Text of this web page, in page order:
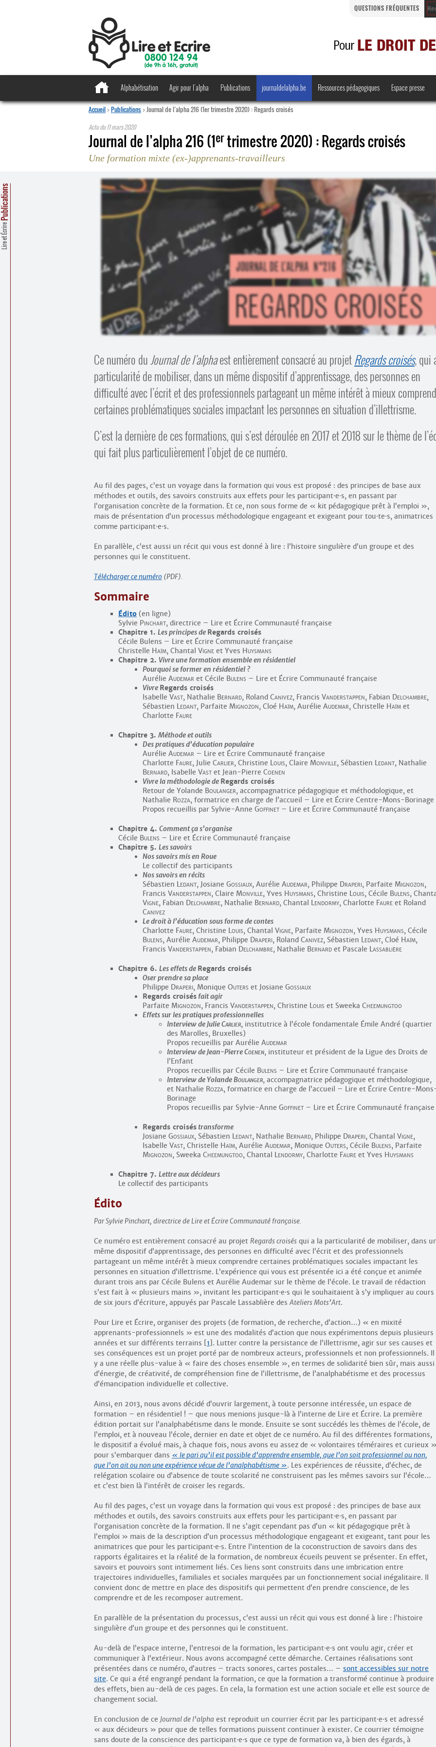
QUESTIONS FRÉQUENTES
Alphabétisation Agir pour l’alpha
Regards croisés
Publications journaldelalpha.be Ressources pédagogiques
Bienvenue en Belgique
Espace presse
Accueil>Publications>Journal de l’alpha 216 (1er trimestre 2020) : Regards croisés
Actu du11 mars 2020
Journal de l’alpha 216 (1ertrimestre 2020) : Regards croisés
Une formation mixte (ex-)apprenants-travailleurs
Lire et Écrire
Ce numéro duJournal de l’alphaest entièrement consacré au projetRegards croisés, qui
particularité de mobiliser, dans un même dispositif d’apprentissage, des personnes en
difficulté avec l’écrit et des professionnels partageant un même intérêt à mieux
certaines problématiques sociales impactant les personnes en situation d’illettrisme.
C’est la dernière de ces formations, qui s’est déroulée en 2017 et 2018 sur le thème de
qui fait plus particulièrement l’objet de ce numéro.
Au fil des pages, c’est un voyage dans la formation qui vous est proposé : des principes de base aux
méthodes et outils, des savoirs construits aux effets pour les participant·e·s, en passant par
l’organisation concrète de la formation. Et ce, non sous forme de « kit pédagogique prêt à l’emploi »,
mais de présentation d’un processus méthodologique engageant et exigeant pour tou·te·s, animatrices
comme participant·e·s.
En parallèle, c’est aussi un récit qui vous est donné à lire : l’histoire singulière d’un groupe et des
personnes qui le constituent.
Télécharger ce numéro (PDF).
Sommaire
Édito (en ligne)
Sylvie Pinchart, directrice – Lire et Écrire Communauté française
Chapitre 1. Les principes de Regards croisés
Cécile Bulens – Lire et Écrire Communauté française
Christelle Haïm, Chantal Vigne et Yves Huysmans
Chapitre 2. Vivre une formation ensemble en résidentiel
Pourquoi se former en résidentiel ?
Aurélie Audemar et Cécile Bulens – Lire et Écrire Communauté française
Vivre Regards croisés
Isabelle Vast, Nathalie Bernard, Roland Canivez, Francis Vanderstappen, Fabian Delchambre,
Sébastien Ledant, Parfaite Mignozon, Cloé Haïm, Aurélie Audemar, Christelle Haïm et
Charlotte Faure
Chapitre 3. Méthode et outils
Des pratiques d’éducation populaire
Aurélie Audemar – Lire et Écrire Communauté française
Charlotte Faure, Julie Carlier, Christine Louis, Claire Monville, Sébastien Ledant, Nathalie
Bernard, Isabelle Vast et Jean-Pierre Coenen
Vivre la méthodologie de Regards croisés
Retour de Yolande Boulanger, accompagnatrice pédagogique et méthodologique, et
Nathalie Rozza, formatrice en charge de l’accueil – Lire et Écrire Centre-Mons-Borinage
Propos recueillis par Sylvie-Anne Goffinet – Lire et Écrire Communauté française
Chapitre 4. Comment ça s’organise
Cécile Bulens – Lire et Écrire Communauté française
Chapitre 5. Les savoirs
Nos savoirs mis en Roue
Le collectif des participants
Nos savoirs en récits
Sébastien Ledant, Josiane Gossiaux, Aurélie Audemar, Philippe Draperi, Parfaite Mignozon,
Francis Vanderstappen, Claire Monville, Yves Huysmans, Christine Louis, Cécile Bulens,
Vigne, Fabian Delchambre, Nathalie Bernard, Chantal Lendormy, Charlotte Faure et Roland
Canivez
Le droit à l’éducation sous forme de contes
Charlotte Faure, Christine Louis, Chantal Vigne, Parfaite Mignozon, Yves Huysmans, Cécile
Bulens, Aurélie Audemar, Philippe Draperi, Roland Canivez, Sébastien Ledant, Cloé Haïm,
Francis Vanderstappen, Fabian Delchambre, Nathalie Bernard et Pascale Lassablière
Chapitre 6. Les effets de Regards croisés
Oser prendre sa place
Philippe Draperi, Monique Outers et Josiane Gossiaux
Regards croisés fait agir
Parfaite Mignozon, Francis Vanderstappen, Christine Louis et Sweeka Cheemungtoo
Effets sur les pratiques professionnelles
Interview de JulieCarlier, institutrice à l’école fondamentale Émile André (quartier
des Marolles, Bruxelles)
Propos recueillis par Aurélie Audemar
Interview de Jean-PierreCoenen, instituteur et président de la Ligue des Droits de
l’Enfant
Propos recueillis par Cécile Bulens – Lire et Écrire Communauté française
Interview de YolandeBoulanger, accompagnatrice pédagogique et méthodologique,
et Nathalie Rozza, formatrice en charge de l’accueil – Lire et Écrire Centre-
Borinage
Propos recueillis par Sylvie-Anne Goffinet – Lire et Écrire Communauté française
Regards croisés transforme
Josiane Gossiaux, Sébastien Ledant, Nathalie Bernard, Philippe Draperi, Chantal Vigne,
Isabelle Vast, Christelle Haïm, Aurélie Audemar, Monique Outers, Cécile Bulens, Parfaite
Mignozon, Sweeka Cheemungtoo, Chantal Lendormy, Charlotte Faure et Yves Huysmans
Chapitre 7. Lettre aux décideurs
Le collectif des participants
Édito
Par Sylvie Pinchart, directrice de Lire et Écrire Communauté française.
Ce numéro est entièrement consacré au projet Regards croisés qui a la particularité de mobiliser, dans
même dispositif d’apprentissage, des personnes en difficulté avec l’écrit et des professionnels
partageant un même intérêt à mieux comprendre certaines problématiques sociales impactant les
personnes en situation d’illettrisme. L’expérience qui vous est présentée ici a été conçue et animée
durant trois ans par Cécile Bulens et Aurélie Audemar sur le thème de l’école. Le travail de rédaction
s’est fait à « plusieurs mains », invitant les participant·e·s qui le souhaitaient à s’y impliquer au cours
de six jours d’écriture, appuyés par Pascale Lassablière desAteliers Mots’Art.
Pour Lire et Écrire, organiser des projets (de formation, de recherche, d’action…) « en mixité
apprenants-professionnels » est une des modalités d’action que nous expérimentons depuis plusieurs
années et sur différents terrains [1]. Lutter contre la persistance de l’illettrisme, agir sur ses causes et
ses conséquences est un projet porté par de nombreux acteurs, professionnels et non professionnels. Il
y a une réelle plus-value à « faire des choses ensemble », en termes de solidarité bien sûr, mais aussi
d’énergie, de créativité, de compréhension fine de l’illettrisme, de l’analphabétisme et des processus
d’émancipation individuelle et collective.
Ainsi, en 2013, nous avons décidé d’ouvrir largement, à toute personne intéressée, un espace de
formation – en résidentiel ! – que nous menions jusque-là à l’interne de Lire et Écrire. La première
édition portait sur l’analphabétisme dans le monde. Ensuite se sont succédés les thèmes de l’école, de
l’emploi, et à nouveau l’école, dernier en date et objet de ce numéro. Au fil des différentes formations,
le dispositif a évolué mais, à chaque fois, nous avons eu assez de « volontaires téméraires et curieux
pour s’embarquer dans
le pari qu’il est possible d’apprendre ensemble, que l’on soit professionnel ou non,
que l’on ait ou non une expérience vécue de l’analphabétisme
. Les expériences de réussite, d’échec, de
relégation scolaire ou d’absence de toute scolarité ne construisent pas les mêmes savoirs sur l’école…
et c’est bien là l’intérêt de croiser les regards.
Au fil des pages, c’est un voyage dans la formation qui vous est proposé : des principes de base aux
méthodes et outils, des savoirs construits aux effets pour les participant·e·s, en passant par
l’organisation concrète de la formation. Il ne s’agit cependant pas d’un « kit pédagogique prêt à
l’emploi » mais de la description d’un processus méthodologique engageant et exigeant, tant pour les
animatrices que pour les participant·e·s. Entre l’intention de la coconstruction de savoirs dans des
rapports égalitaires et la réalité de la formation, de nombreux écueils peuvent se présenter. En effet,
savoirs et pouvoirs sont intimement liés. Ces liens sont construits dans une imbrication entre
trajectoires individuelles, familiales et sociales marquées par un fonctionnement social inégalitaire. Il
convient donc de mettre en place des dispositifs qui permettent d’en prendre conscience, de les
comprendre et de les recomposer autrement.
En parallèle de la présentation du processus, c’est aussi un récit qui vous est donné à lire : l’histoire
singulière d’un groupe et des personnes qui le constituent.
Au-delà de l’espace interne, l’entresoi de la formation, les participant·e·s ont voulu agir, créer et
communiquer à l’extérieur. Nous avons accompagné cette démarche. Certaines réalisations sont
présentées dans ce numéro, d’autres – tracts sonores, cartes postales… – sont accessibles sur notre
site. Ce qui a été engrangé pendant la formation, ce que la formation a transformé continue à produire
des effets, bien au-delà de ces pages. En cela, la formation est une action sociale et elle est source de
changement social.
En conclusion de ce Journal de l’alpha est reproduit un courrier écrit par les participant·e·s et adressé
« aux décideurs » pour que de telles formations puissent continuer à exister. Ce courrier témoigne
sans doute de la conscience des participant·e·s que ce type de formation va, à bien des égards, à